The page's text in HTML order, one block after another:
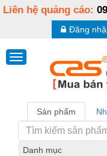
Liên hệ quảng cáo:
Đăng
Sản phẩm
Danh mục